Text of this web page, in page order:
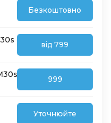
Безкоштовно
від 799
999
Уточнюйте